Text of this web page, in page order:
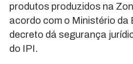
produtos produzidos na
acordo com o Ministério da
decreto dá segurança
do IPI.